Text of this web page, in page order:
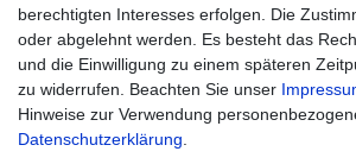
Datenschutz
AGB
Impressum
Einkaufen
Zahlungsarten
berechtigten Interesses erfolgen. Die
oder abgelehnt werden. Es besteht das
und die Einwilligung zu einem späteren
zu widerrufen. Beachten Sie unser
Hinweise zur Verwendung
Daten­schutz­erklärung